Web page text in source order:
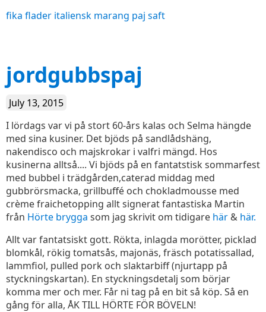
fika flader italiensk marang paj saft
jordgubbspaj
July 13, 2015
I lördags var vi på stort 60-års kalas och Selma hängde
med sina kusiner. Det bjöds på sandlådshäng,
nakendisco och majskrokar i valfri mängd. Hos
kusinerna alltså.... Vi bjöds på en fantatstisk sommarfest
med bubbel i trädgården,caterad middag med
gubbrörsmacka, grillbuffé och chokladmousse med
crème fraichetopping allt signerat fantastiska Martin
från Hörte brygga som jag skrivit om tidigare här & här.
Allt var fantatsiskt gott. Rökta, inlagda morötter, picklad
blomkål, rökig tomatsås, majonäs, fräsch potatissallad,
lammfiol, pulled pork och slaktarbiff (njurtapp på
styckningskartan). En styckningsdetalj som börjar
komma mer och mer. Får ni tag på en bit så köp. Så en
gång för alla, ÅK TILL HÖRTE FÖR BÖVELN!